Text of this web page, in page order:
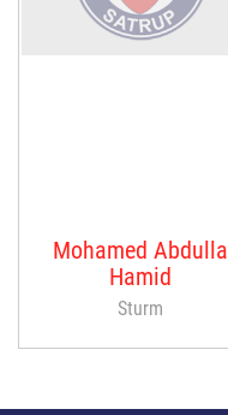
Mohamed Abdulla
Hamid
Sturm